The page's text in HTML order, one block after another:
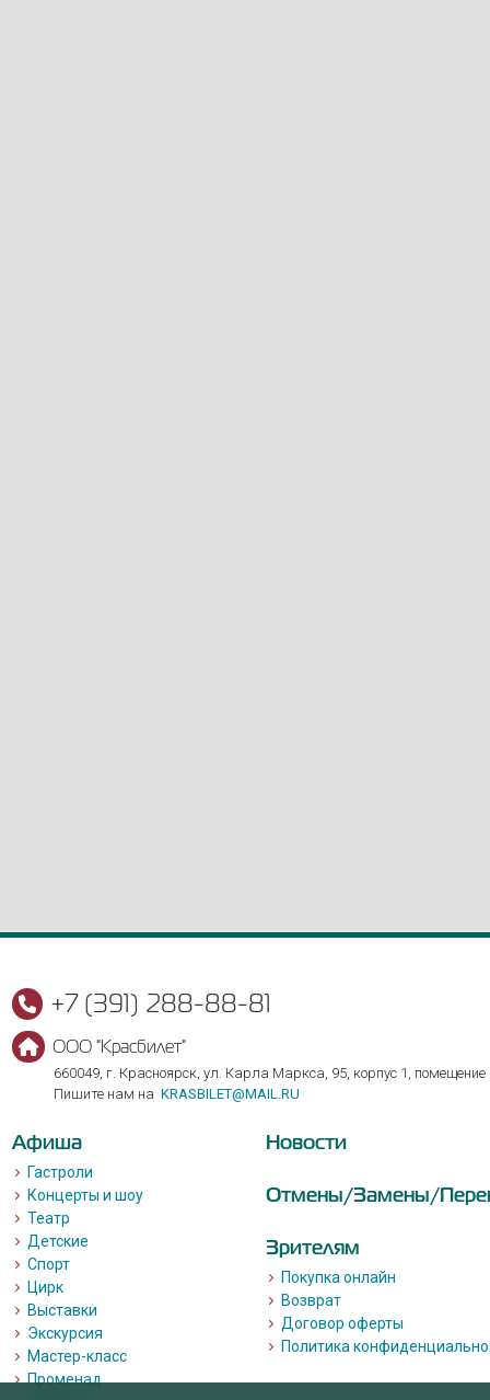
+7 (391) 288-88-81
ООО "Красбилет"
660049, г. Красноярск, ул. Карла Маркса, 95, корпус 1, помещение
Пишите нам на KRASBILET@MAIL.RU
Афиша
Гастроли
Концерты и шоу
Театр
Детские
Спорт
Цирк
Выставки
Экскурсия
Мастер-класс
Променад
Новости
Отмены/Замены/
Зрителям
Покупка онлайн
Возврат
Договор оферты
Политика